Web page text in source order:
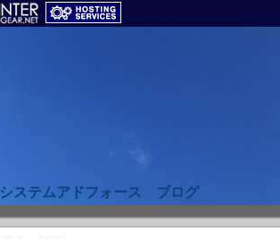
システムアドフォース ブログ